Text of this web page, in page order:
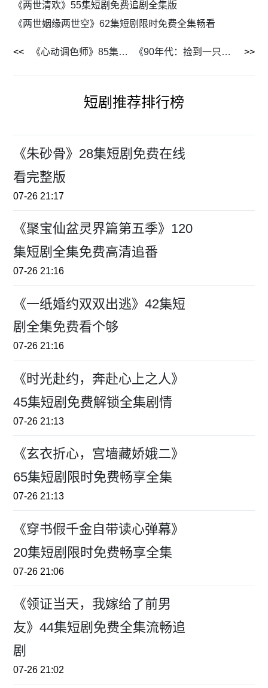
《两世清欢》55集短剧免费追剧全集版
《两世姻缘两世空》62集短剧限时免费全集畅看
《心动调色师》85集短剧高清全集免费看 《90年代：捡到一只招财猫》54集短剧全集免费高清观看
短剧推荐排行榜
《朱砂骨》28集短剧免费在线
看完整版
07-26 21:17
《聚宝仙盆灵界篇第五季》120
集短剧全集免费高清追番
07-26 21:16
《一纸婚约双双出逃》42集短
剧全集免费看个够
07-26 21:16
《时光赴约，奔赴心上之人》
45集短剧免费解锁全集剧情
07-26 21:13
《玄衣折心，宫墙藏娇娥二》
65集短剧限时免费畅享全集
07-26 21:13
《穿书假千金自带读心弹幕》
20集短剧限时免费畅享全集
07-26 21:06
《领证当天，我嫁给了前男
友》44集短剧免费全集流畅追
剧
07-26 21:02